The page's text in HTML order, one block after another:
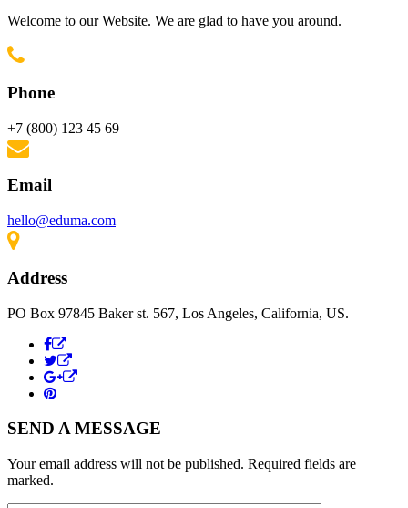
Welcome to our Website. We are glad to have you around.
Phone
+7 (800) 123 45 69
Email
hello@eduma.com
Address
PO Box 97845 Baker st. 567, Los Angeles, California, US.
SEND A MESSAGE
Your email address will not be published. Required fields are
marked.